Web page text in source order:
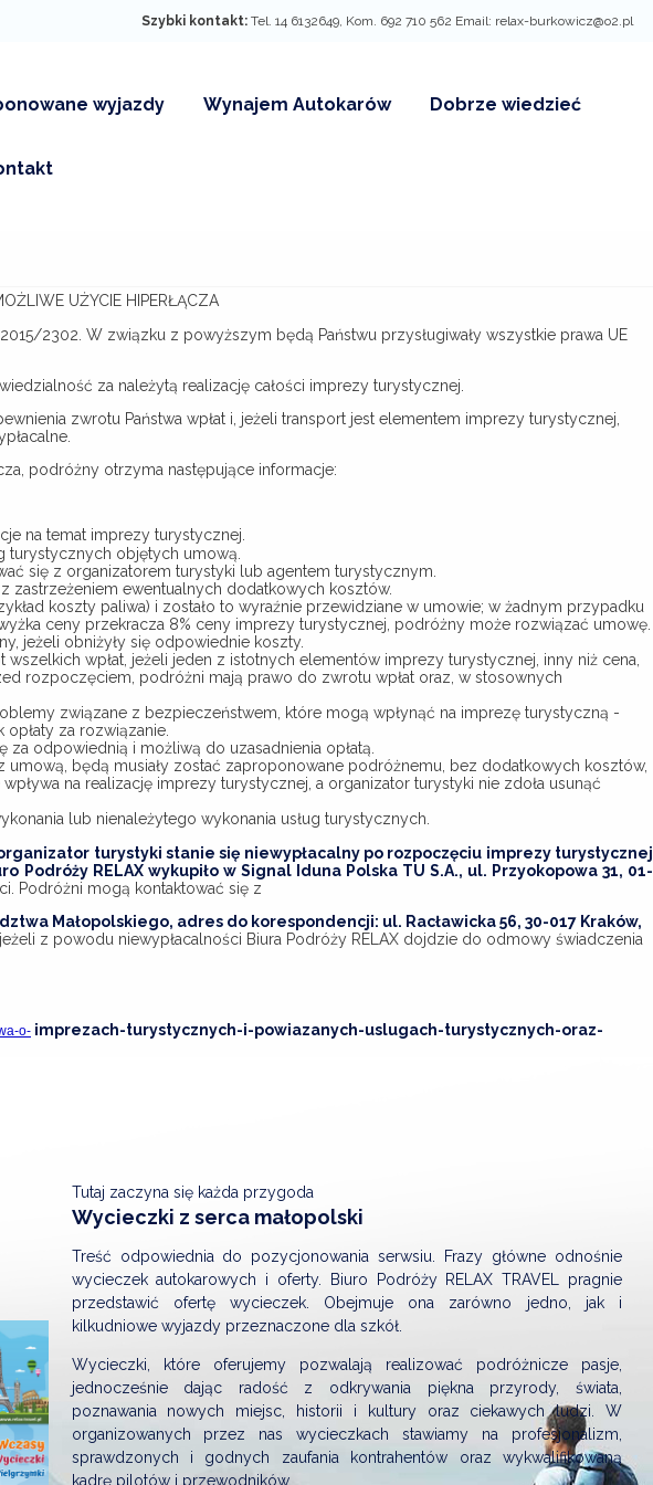
Szybki kontakt: Tel. 14 6132649, Kom. 692 710 562 Email: relax-burkowicz@o2.pl
wyjazdy
dla Szkół
wyjazdy
dla Firm
wycieczek
ZOBACZ
WSZYSTKIE
PROPONOWANE
WYJAZDY
Wynajem Autokarów Dobrze wiedzieć
UŻYCIE HIPERŁĄCZA
2302. W związku z powyższym będą Państwu przysługiwały wszystkie prawa UE
za należytą realizację całości imprezy turystycznej.
zwrotu Państwa wpłat i, jeżeli transport jest elementem imprezy turystycznej,
podróżny otrzyma następujące informacje:
na temat imprezy turystycznej.
turystycznych objętych umową.
się z organizatorem turystyki lub agentem turystycznym.
zastrzeżeniem ewentualnych dodatkowych kosztów.
koszty paliwa) i zostało to wyraźnie przewidziane w umowie; w żadnym przypadku
ceny przekracza 8% ceny imprezy turystycznej, podróżny może rozwiązać umowę.
jeżeli obniżyły się odpowiednie koszty.
wpłat, jeżeli jeden z istotnych elementów imprezy turystycznej, inny niż cena,
rozpoczęciem, podróżni mają prawo do zwrotu wpłat oraz, w stosownych
związane z bezpieczeństwem, które mogą wpłynąć na imprezę turystyczną -
za rozwiązanie.
odpowiednią i możliwą do uzasadnienia opłatą.
będą musiały zostać zaproponowane podróżnemu, bez dodatkowych kosztów,
na realizację imprezy turystycznej, a organizator turystyki nie zdoła usunąć
lub nienależytego wykonania usług turystycznych.
turystyki stanie się niewypłacalny po rozpoczęciu imprezy turystycznej
RELAX wykupiło w Signal Iduna Polska TU S.A., ul. Przyokopowa 31, 01-
Podróżni mogą kontaktować się z
Małopolskiego, adres do korespondencji: ul. Racławicka 56, 30-017 Kraków,
jeżeli z powodu niewypłacalności Biura Podróży RELAX dojdzie do odmowy świadczenia
o- imprezach-turystycznych-i-powiazanych-uslugach-turystycznych-oraz-
Tutaj zaczyna się każda przygoda
Wycieczki z serca małopolski
Treść odpowiednia do pozycjonowania serwsiu. Frazy główne odnośnie
wycieczek autokarowych i oferty. Biuro Podróży RELAX TRAVEL pragnie
przedstawić ofertę wycieczek. Obejmuje ona zarówno jedno, jak i
kilkudniowe wyjazdy przeznaczone dla szkół.
Wycieczki, które oferujemy pozwalają realizować podróżnicze pasje,
jednocześnie dając radość z odkrywania piękna przyrody, świata,
poznawania nowych miejsc, historii i kultury oraz ciekawych ludzi. W
organizowanych przez nas wycieczkach stawiamy na profesjonalizm,
sprawdzonych i godnych zaufania kontrahentów oraz wykwalifikowaną
kadrę pilotów i przewodników.